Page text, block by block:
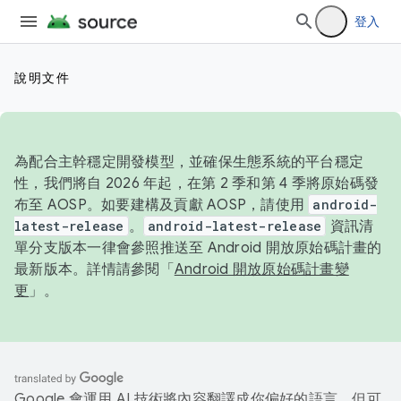
登入
說明文件
為配合主幹穩定開發模型，並確保生態系統的平台穩定
性，我們將自 2026 年起，在第 2 季和第 4 季將原始碼發
布至 AOSP。如要建構及貢獻 AOSP，請使用 android-
latest-release 。 android-latest-release
資訊清
單分支版本一律會參照推送至 Android 開放原始碼計畫的
最新版本。詳情請參閱「 Android 開放原始碼計畫變
更 」。